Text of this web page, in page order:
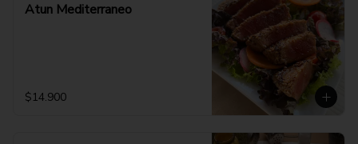
Atun Mediterraneo
$14.900